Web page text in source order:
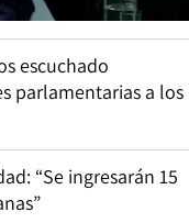
escuchado
parlamentarias a los
“Se ingresarán 15